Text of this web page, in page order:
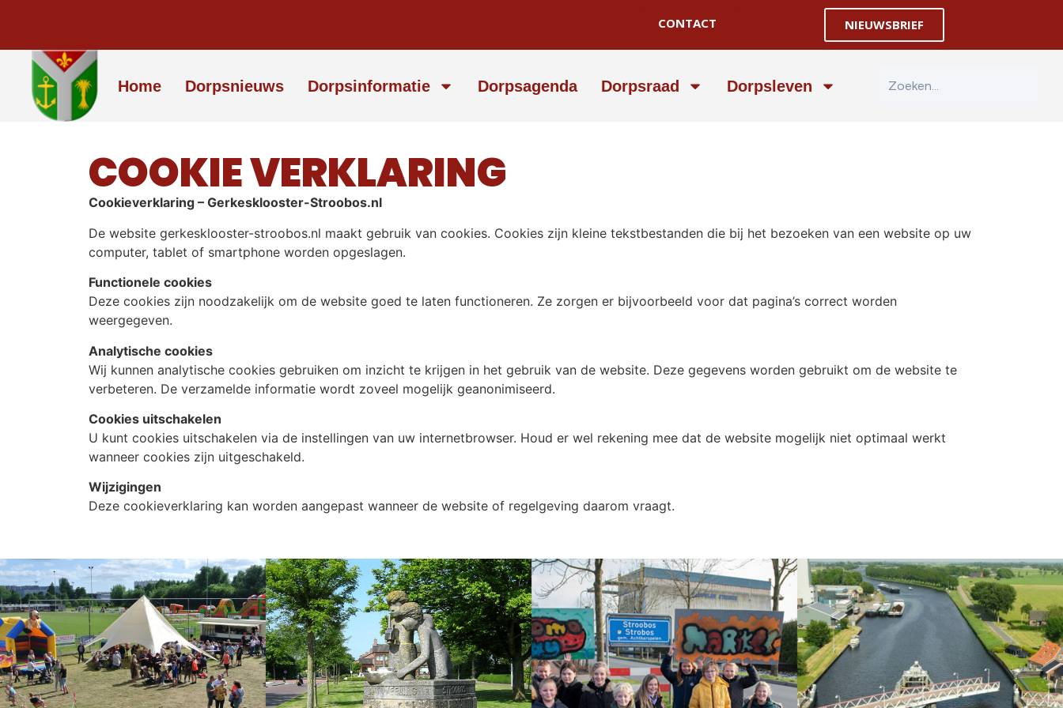
CONTACT NIEUWSBRIEF
Home Dorpsnieuws Dorpsinformatie Dorpsagenda Dorpsraad Dorpsleven
COOKIE VERKLARING
Cookieverklaring – Gerkesklooster-Stroobos.nl
De website gerkesklooster-stroobos.nl maakt gebruik van cookies. Cookies zijn kleine tekstbestanden die bij het bezoeken van een website op uw
computer, tablet of smartphone worden opgeslagen.
Functionele cookies
Deze cookies zijn noodzakelijk om de website goed te laten functioneren. Ze zorgen er bijvoorbeeld voor dat pagina’s correct worden
weergegeven.
Analytische cookies
Wij kunnen analytische cookies gebruiken om inzicht te krijgen in het gebruik van de website. Deze gegevens worden gebruikt om de website te
verbeteren. De verzamelde informatie wordt zoveel mogelijk geanonimiseerd.
Cookies uitschakelen
U kunt cookies uitschakelen via de instellingen van uw internetbrowser. Houd er wel rekening mee dat de website mogelijk niet optimaal werkt
wanneer cookies zijn uitgeschakeld.
Wijzigingen
Deze cookieverklaring kan worden aangepast wanneer de website of regelgeving daarom vraagt.